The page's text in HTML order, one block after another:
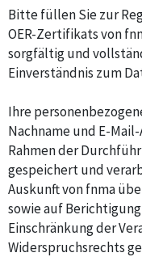
Bitte füllen Sie zur
OER-Zertifikats von
sorgfältig und
Einverständnis zum
Ihre
Nachname und E-
Rahmen der
gespeichert und
Auskunft von fnma
sowie auf
Einschränkung der
Widerspruchsrechts